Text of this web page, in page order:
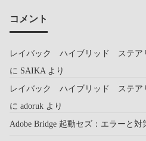
コメント
レイバック ハイブリッド ステア
に SAIKAより
レイバック ハイブリッド ステア
に adoruk より
Adobe Bridge 起動セズ：エラーと対